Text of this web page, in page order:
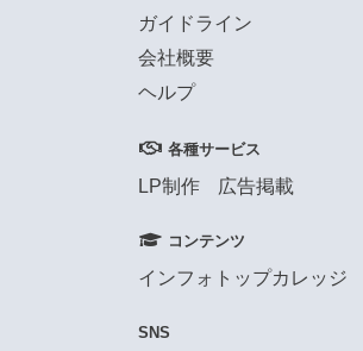
ガイドライン
会社概要
ヘルプ
各種サービス
LP制作 広告掲載
コンテンツ
インフォトップカレッジ
SNS